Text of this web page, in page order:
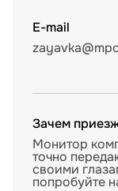
E-mail
Зачем
Монитор
точно
своими
попробуйте